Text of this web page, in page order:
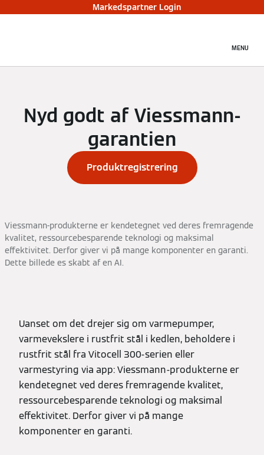
Markedspartner Login
MENU
Nyd godt af Viessmann-
garantien
Produktregistrering
Viessmann-produkterne er kendetegnet ved deres fremragende
kvalitet, ressourcebesparende teknologi og maksimal
effektivitet. Derfor giver vi på mange komponenter en garanti.
Dette billede es skabt af en AI.
Uanset om det drejer sig om varmepumper,
varmevekslere i rustfrit stål i kedlen, beholdere i
rustfrit stål fra Vitocell 300-serien eller
varmestyring via app: Viessmann-produkterne er
kendetegnet ved deres fremragende kvalitet,
ressourcebesparende teknologi og maksimal
effektivitet. Derfor giver vi på mange
komponenter en garanti.